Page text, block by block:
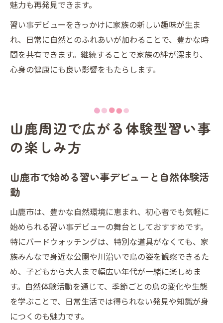
魅力も再発見できます。
習い事デビューをきっかけに家族の新しい趣味が生ま
れ、日常に自然とのふれあいが加わることで、豊かな時
間を共有できます。継続することで家族の絆が深まり、
心身の健康にも良い影響をもたらします。
山鹿周辺で広がる体験型習い事
の楽しみ方
山鹿市で始める習い事デビューと自然体験活
動
山鹿市は、豊かな自然環境に恵まれ、初心者でも気軽に
始められる習い事デビューの舞台としておすすめです。
特にバードウォッチングは、特別な道具がなくても、家
族みんなで身近な公園や川沿いで鳥の姿を観察できるた
め、子どもから大人まで幅広い年代が一緒に楽しめま
す。自然体験活動を通じて、季節ごとの鳥の変化や生態
を学ぶことで、日常生活では得られない発見や知識が身
につくのも魅力です。